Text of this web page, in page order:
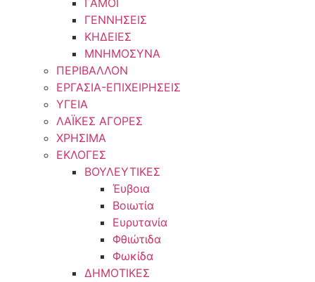
ΓΑΜΟΙ
ΓΕΝΝΗΣΕΙΣ
ΚΗΔΕΙΕΣ
ΜΝΗΜΟΣΥΝΑ
ΠΕΡΙΒΑΛΛΟΝ
ΕΡΓΑΣΙΑ-ΕΠΙΧΕΙΡΗΣΕΙΣ
ΥΓΕΙΑ
ΛΑΪΚΕΣ ΑΓΟΡΕΣ
ΧΡΗΣΙΜΑ
ΕΚΛΟΓΕΣ
ΒΟΥΛΕΥΤΙΚΕΣ
Έυβοια
Βοιωτία
Ευρυτανία
Φθιώτιδα
Φωκίδα
ΔΗΜΟΤΙΚΕΣ